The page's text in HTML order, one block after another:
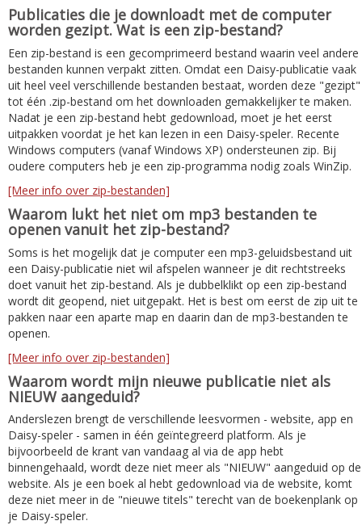
Publicaties die je downloadt met de computer
worden gezipt. Wat is een zip-bestand?
Een zip-bestand is een gecomprimeerd bestand waarin veel andere
bestanden kunnen verpakt zitten. Omdat een Daisy-publicatie vaak
uit heel veel verschillende bestanden bestaat, worden deze "gezipt"
tot één .zip-bestand om het downloaden gemakkelijker te maken.
Nadat je een zip-bestand hebt gedownload, moet je het eerst
uitpakken voordat je het kan lezen in een Daisy-speler. Recente
Windows computers (vanaf Windows XP) ondersteunen zip. Bij
oudere computers heb je een zip-programma nodig zoals WinZip.
[Meer info over zip-bestanden]
Waarom lukt het niet om mp3 bestanden te
openen vanuit het zip-bestand?
Soms is het mogelijk dat je computer een mp3-geluidsbestand uit
een Daisy-publicatie niet wil afspelen wanneer je dit rechtstreeks
doet vanuit het zip-bestand. Als je dubbelklikt op een zip-bestand
wordt dit geopend, niet uitgepakt. Het is best om eerst de zip uit te
pakken naar een aparte map en daarin dan de mp3-bestanden te
openen.
[Meer info over zip-bestanden]
Waarom wordt mijn nieuwe publicatie niet als
NIEUW aangeduid?
Anderslezen brengt de verschillende leesvormen - website, app en
Daisy-speler - samen in één geïntegreerd platform. Als je
bijvoorbeeld de krant van vandaag al via de app hebt
binnengehaald, wordt deze niet meer als "NIEUW" aangeduid op de
website. Als je een boek al hebt gedownload via de website, komt
deze niet meer in de "nieuwe titels" terecht van de boekenplank op
je Daisy-speler.